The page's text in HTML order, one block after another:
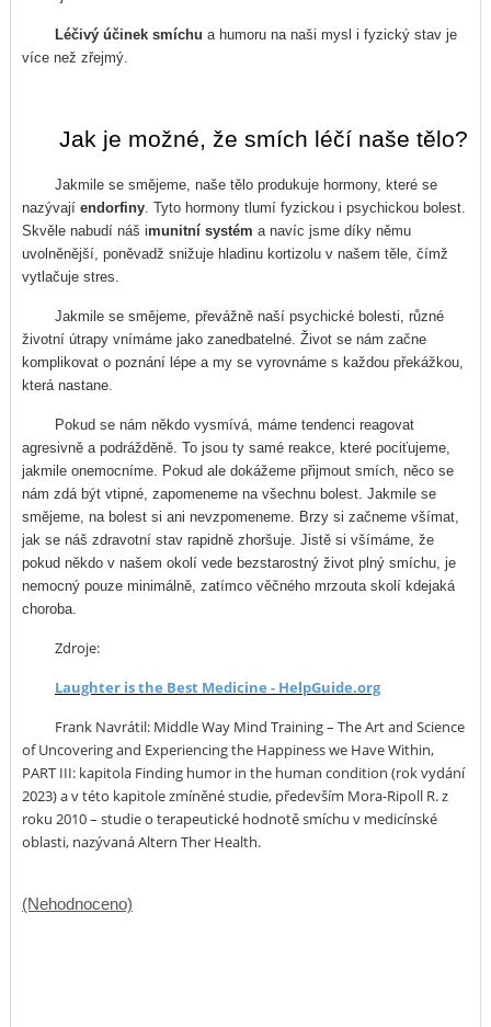
Léčivý účinek smíchu a humoru na naši mysl i fyzický stav je
více než zřejmý.
Jak je možné, že smích léčí naše tělo?
Jakmile se smějeme, naše tělo produkuje hormony, které se
nazývají endorfiny . Tyto hormony tlumí fyzickou i psychickou bolest.
Skvěle nabudí náš imunitní systém a navíc jsme díky němu
uvolněnější, poněvadž snižuje hladinu kortizolu v našem těle, čímž
vytlačuje stres.
Jakmile se smějeme, převážně naší psychické bolesti, různé
životní útrapy vnímáme jako zanedbatelné. Život se nám začne
komplikovat o poznání lépe a my se vyrovnáme s každou překážkou,
která nastane.
Pokud se nám někdo vysmívá, máme tendenci reagovat
agresivně a podrážděně. To jsou ty samé reakce, které pociťujeme,
jakmile onemocníme. Pokud ale dokážeme přijmout smích, něco se
nám zdá být vtipné, zapomeneme na všechnu bolest. Jakmile se
smějeme, na bolest si ani nevzpomeneme. Brzy si začneme všímat,
jak se náš zdravotní stav rapidně zhoršuje. Jistě si všímáme, že
pokud někdo v našem okolí vede bezstarostný život plný smíchu, je
nemocný pouze minimálně, zatímco věčného mrzouta skolí kdejaká
choroba.
Zdroje:
Laughter is the Best Medicine - HelpGuide.org
Frank Navrátil: Middle Way Mind Training – The Art and Science
of Uncovering and Experiencing the Happiness we Have Within,
PART III: kapitola Finding humor in the human condition (rok vydání
2023) a v této kapitole zmíněné studie, především Mora-Ripoll R. z
roku 2010 – studie o terapeutické hodnotě smíchu v medicínské
oblasti, nazývaná Altern Ther Health.
(Nehodnoceno)